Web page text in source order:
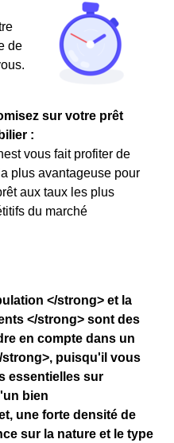
de
sur votre prêt
:
vous fait profiter de
plus avantageuse pour
aux taux les plus
du marché
</strong> et la
</strong> sont des
en compte dans un
puisqu'il vous
essentielles sur
bien
une forte densité de
sur la nature et le type